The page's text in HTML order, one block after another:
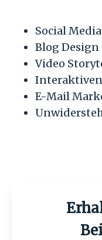
Social Media
Blog Design
Video
E-Mail